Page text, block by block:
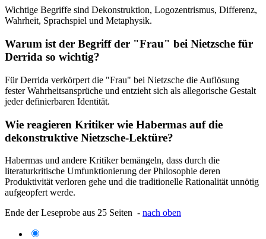
Wichtige Begriffe sind Dekonstruktion, Logozentrismus, Differenz,
Wahrheit, Sprachspiel und Metaphysik.
Warum ist der Begriff der "Frau" bei Nietzsche für
Derrida so wichtig?
Für Derrida verkörpert die "Frau" bei Nietzsche die Auflösung
fester Wahrheitsansprüche und entzieht sich als allegorische Gestalt
jeder definierbaren Identität.
Wie reagieren Kritiker wie Habermas auf die
dekonstruktive Nietzsche-Lektüre?
Habermas und andere Kritiker bemängeln, dass durch die
literaturkritische Umfunktionierung der Philosophie deren
Produktivität verloren gehe und die traditionelle Rationalität unnötig
aufgeopfert werde.
Ende der Leseprobe aus 25 Seiten - nach oben